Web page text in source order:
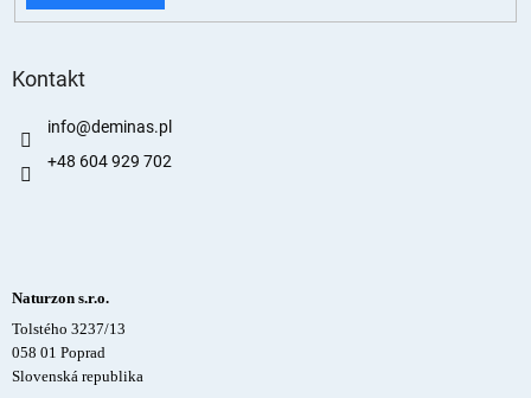
Kontakt
info@deminas.pl
+48 604 929 702
Naturzon s.r.o.
Tolstého 3237/13
058 01 Poprad
Slovenská republika